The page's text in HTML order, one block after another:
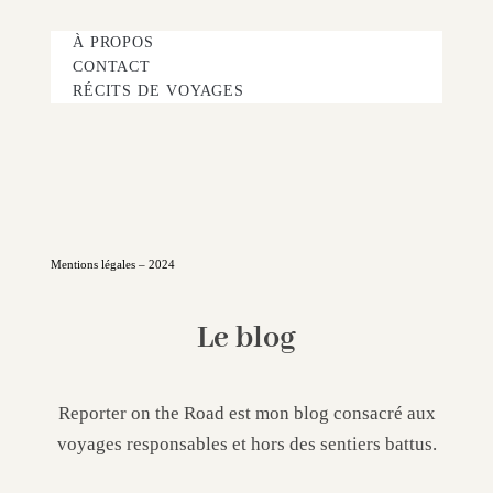
À PROPOS
CONTACT
RÉCITS DE VOYAGES
Mentions légales – 2024
Le blog
Reporter on the Road est mon blog consacré aux
voyages responsables et hors des sentiers battus.